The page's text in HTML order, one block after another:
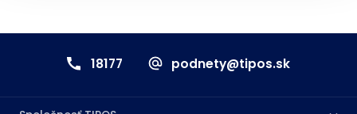
18177 podnety@tipos.sk